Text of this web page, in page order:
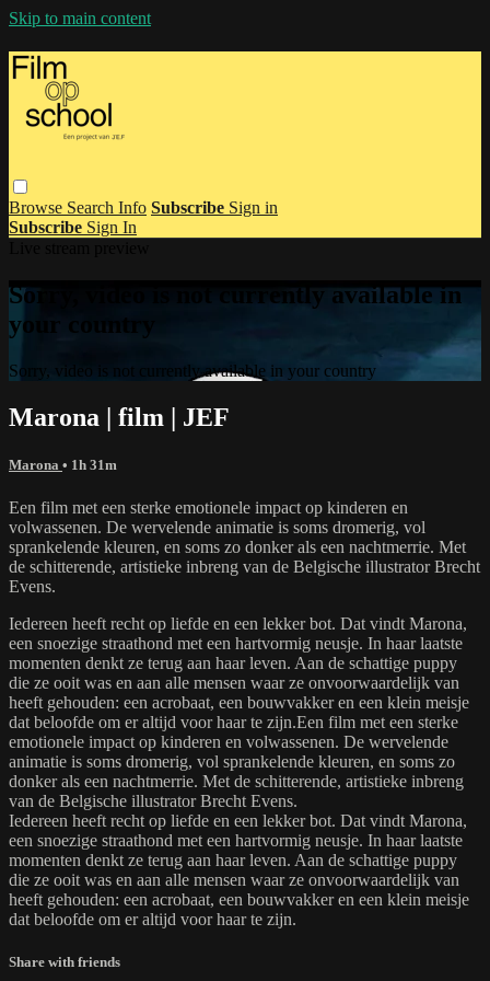
Skip to main content
Browse Search Info Subscribe Sign in
Subscribe Sign In
Sorry, video is not currently available in
your country
Sorry, video is not currently available in your country
Marona | film | JEF
Marona • 1h 31m
Een film met een sterke emotionele impact op kinderen en
volwassenen. De wervelende animatie is soms dromerig, vol
sprankelende kleuren, en soms zo donker als een nachtmerrie. Met
de schitterende, artistieke inbreng van de Belgische illustrator Brecht
Evens.
Iedereen heeft recht op liefde en een lekker bot. Dat vindt Marona,
een snoezige straathond met een hartvormig neusje. In haar laatste
momenten denkt ze terug aan haar leven. Aan de schattige puppy
die ze ooit was en aan alle mensen waar ze onvoorwaardelijk van
heeft gehouden: een acrobaat, een bouwvakker en een klein meisje
dat beloofde om er altijd voor haar te zijn.Een film met een sterke
emotionele impact op kinderen en volwassenen. De wervelende
animatie is soms dromerig, vol sprankelende kleuren, en soms zo
donker als een nachtmerrie. Met de schitterende, artistieke inbreng
van de Belgische illustrator Brecht Evens.
Iedereen heeft recht op liefde en een lekker bot. Dat vindt Marona,
een snoezige straathond met een hartvormig neusje. In haar laatste
momenten denkt ze terug aan haar leven. Aan de schattige puppy
die ze ooit was en aan alle mensen waar ze onvoorwaardelijk van
heeft gehouden: een acrobaat, een bouwvakker en een klein meisje
dat beloofde om er altijd voor haar te zijn.
Share with friends